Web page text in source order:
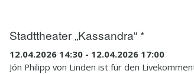
Stadttheater „Kassandra“ *
12.04.2026 14:30 - 12.04.2026 17:00
Jón Philipp von Linden ist für den